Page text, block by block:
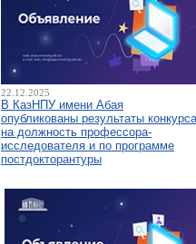
22.12.2025
В КазНПУ имени Абая
опубликованы результаты конкурса
на должность профессора-
исследователя и по программе
постдокторантуры